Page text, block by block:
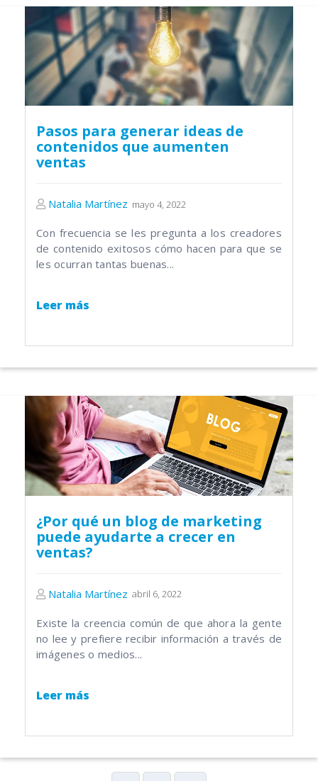
Pasos para generar ideas de
contenidos que aumenten
ventas
Natalia Martínez mayo 4, 2022
Con frecuencia se les pregunta a los creadores
de contenido exitosos cómo hacen para que se
les ocurran tantas buenas...
Leer más
¿Por qué un blog de marketing
puede ayudarte a crecer en
ventas?
Natalia Martínez abril 6, 2022
Existe la creencia común de que ahora la gente
no lee y prefiere recibir información a través de
imágenes o medios...
Leer más